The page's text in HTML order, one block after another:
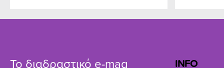
Το διαδραστικό e-mag INFO